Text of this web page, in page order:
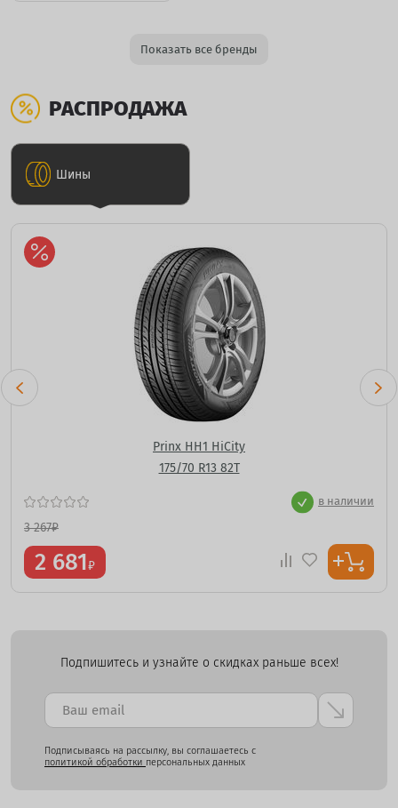
Показать все бренды
РАСПРОДАЖА
Шины
Prinx HH1 HiCity
175/70 R13 82T
в наличии
3 267₽
2 681₽
Подпишитесь и узнайте о скидках раньше всех!
Подписываясь на рассылку, вы соглашаетесь с
политикой обработки персональных данных